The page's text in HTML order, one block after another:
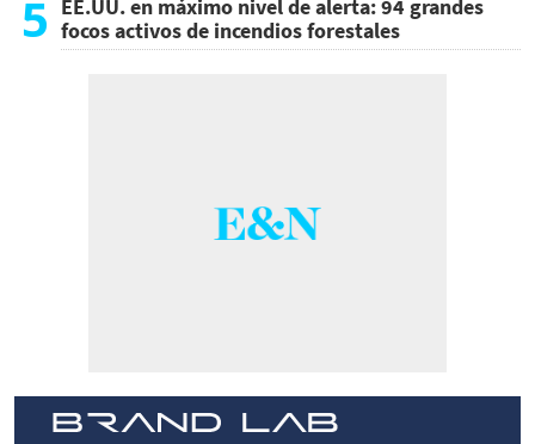
5 EE.UU. en máximo nivel de alerta: 94 grandes
focos activos de incendios forestales